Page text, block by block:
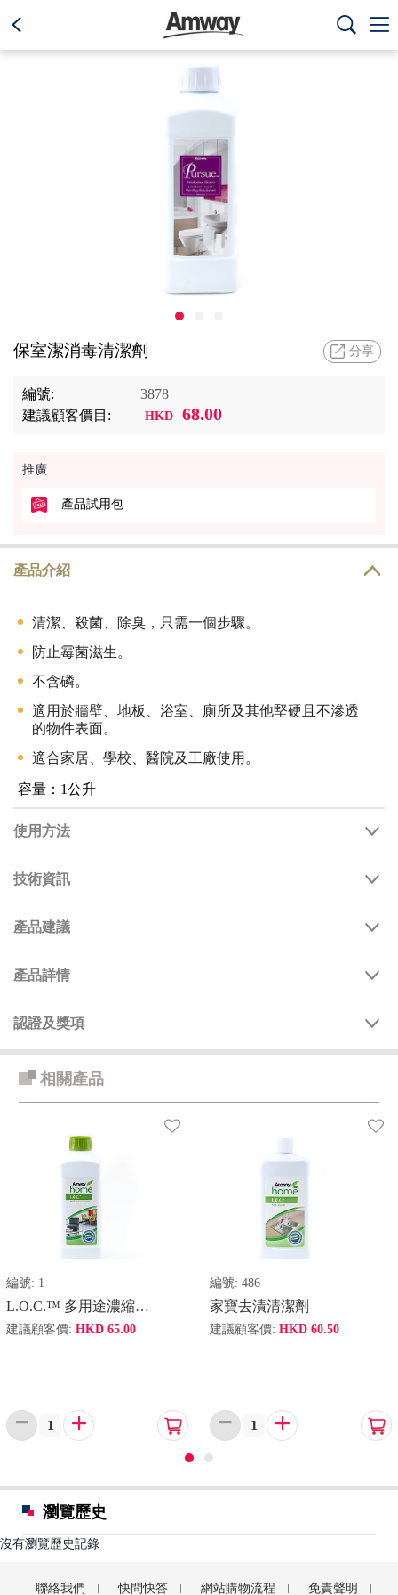
 

保室潔消毒清潔劑 分享
編號:
3878
建議顧客價目:
HKD 68.00
推廣
產品試用包
產品介紹
清潔、殺菌、除臭，只需一個步驟。
防止霉菌滋生。
不含磷。
適用於牆壁、地板、浴室、廁所及其他堅硬且不滲透
的物件表面。
適合家居、學校、醫院及工廠使用。
容量：1公升
使用方法
技術資訊
產品建議
產品詳情
認證及獎項
相關產品
編號: 1
L.O.C.™ 多用途濃縮清潔劑
建議顧客價: HKD 65.00
  
編號: 486
家寶去漬清潔劑
建議顧客價: HKD 60.50
  
瀏覽歷史
沒有瀏覽歷史記錄
聯絡我們 快問快答 網站購物流程 免責聲明